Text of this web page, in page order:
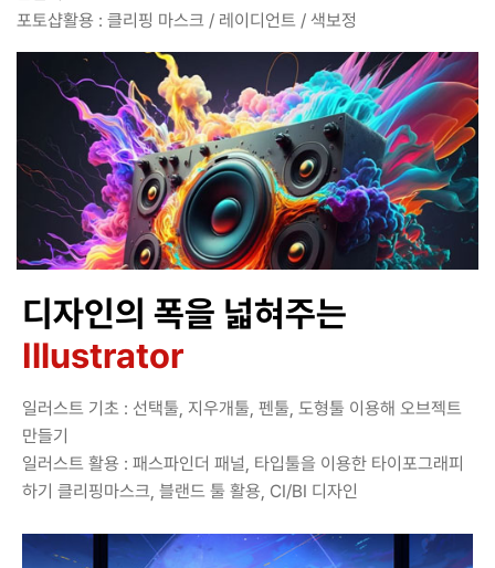
포토샵활용 : 클리핑 마스크 / 레이디언트 / 색보정
디자인의 폭을 넓혀주는
Illustrator
일러스트 기초 : 선택툴, 지우개툴, 펜툴, 도형툴 이용해 오브젝트
만들기
일러스트 활용 : 패스파인더 패널, 타입툴을 이용한 타이포그래피
하기 클리핑마스크, 블랜드 툴 활용, CI/BI 디자인